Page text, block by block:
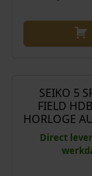
SEIKO 5
FIELD
HORLOGE
Direct